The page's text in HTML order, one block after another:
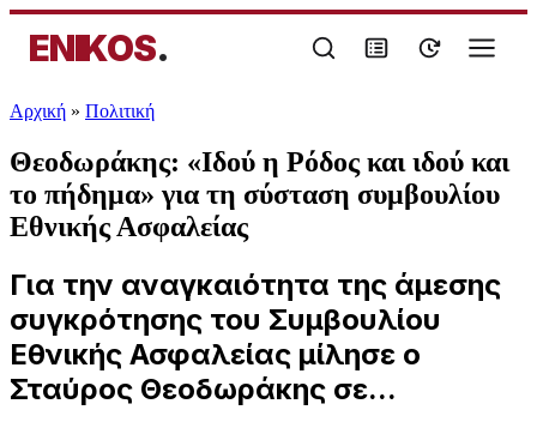
ENIKOS.
Αρχική » Πολιτική
Θεοδωράκης: «Ιδού η Ρόδος και ιδού και
το πήδημα» για τη σύσταση συμβουλίου
Εθνικής Ασφαλείας
Για την αναγκαιότητα της άμεσης
συγκρότησης του Συμβουλίου
Εθνικής Ασφαλείας μίλησε ο
Σταύρος Θεοδωράκης σε...